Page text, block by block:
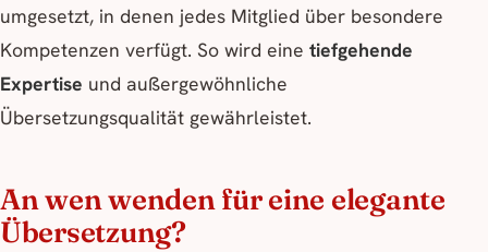
umgesetzt, in denen jedes Mitglied über besondere
Kompetenzen verfügt. So wird eine tiefgehende
Expertise und außergewöhnliche
Übersetzungsqualität gewährleistet.
An wen wenden für eine elegante
Übersetzung?